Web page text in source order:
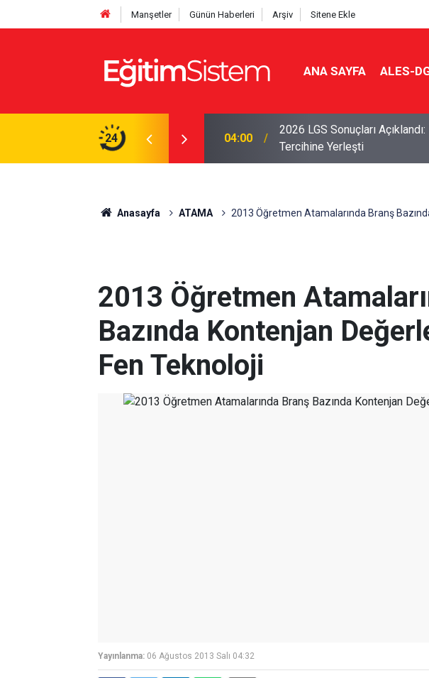
Manşetler Günün Haberleri Arşiv Sitene Ekle
ANA SAYFA ALES-
24
Sınavla Alan Liseler Yüzde 95,76
04:00
2026 LGS Sonuçları
Tercihine Yerleşti
Anasayfa ATAMA 2013 Öğretmen Atamalarında Branş
2013 Öğretmen
Bazında Kontenjan
Fen Teknoloji
Yayınlanma: 06 Ağustos 2013 Salı 04:32